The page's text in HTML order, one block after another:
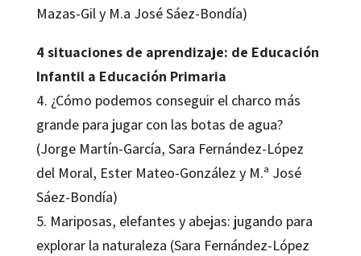
Mazas-Gil y M.a José Sáez-Bondía)
4 situaciones de aprendizaje: de Educación
Infantil a Educación Primaria
4. ¿Cómo podemos conseguir el charco más
grande para jugar con las botas de agua?
(Jorge Martín-García, Sara Fernández-López
del Moral, Ester Mateo-González y M.ª José
Sáez-Bondía)
5. Mariposas, elefantes y abejas: jugando para
explorar la naturaleza (Sara Fernández-López